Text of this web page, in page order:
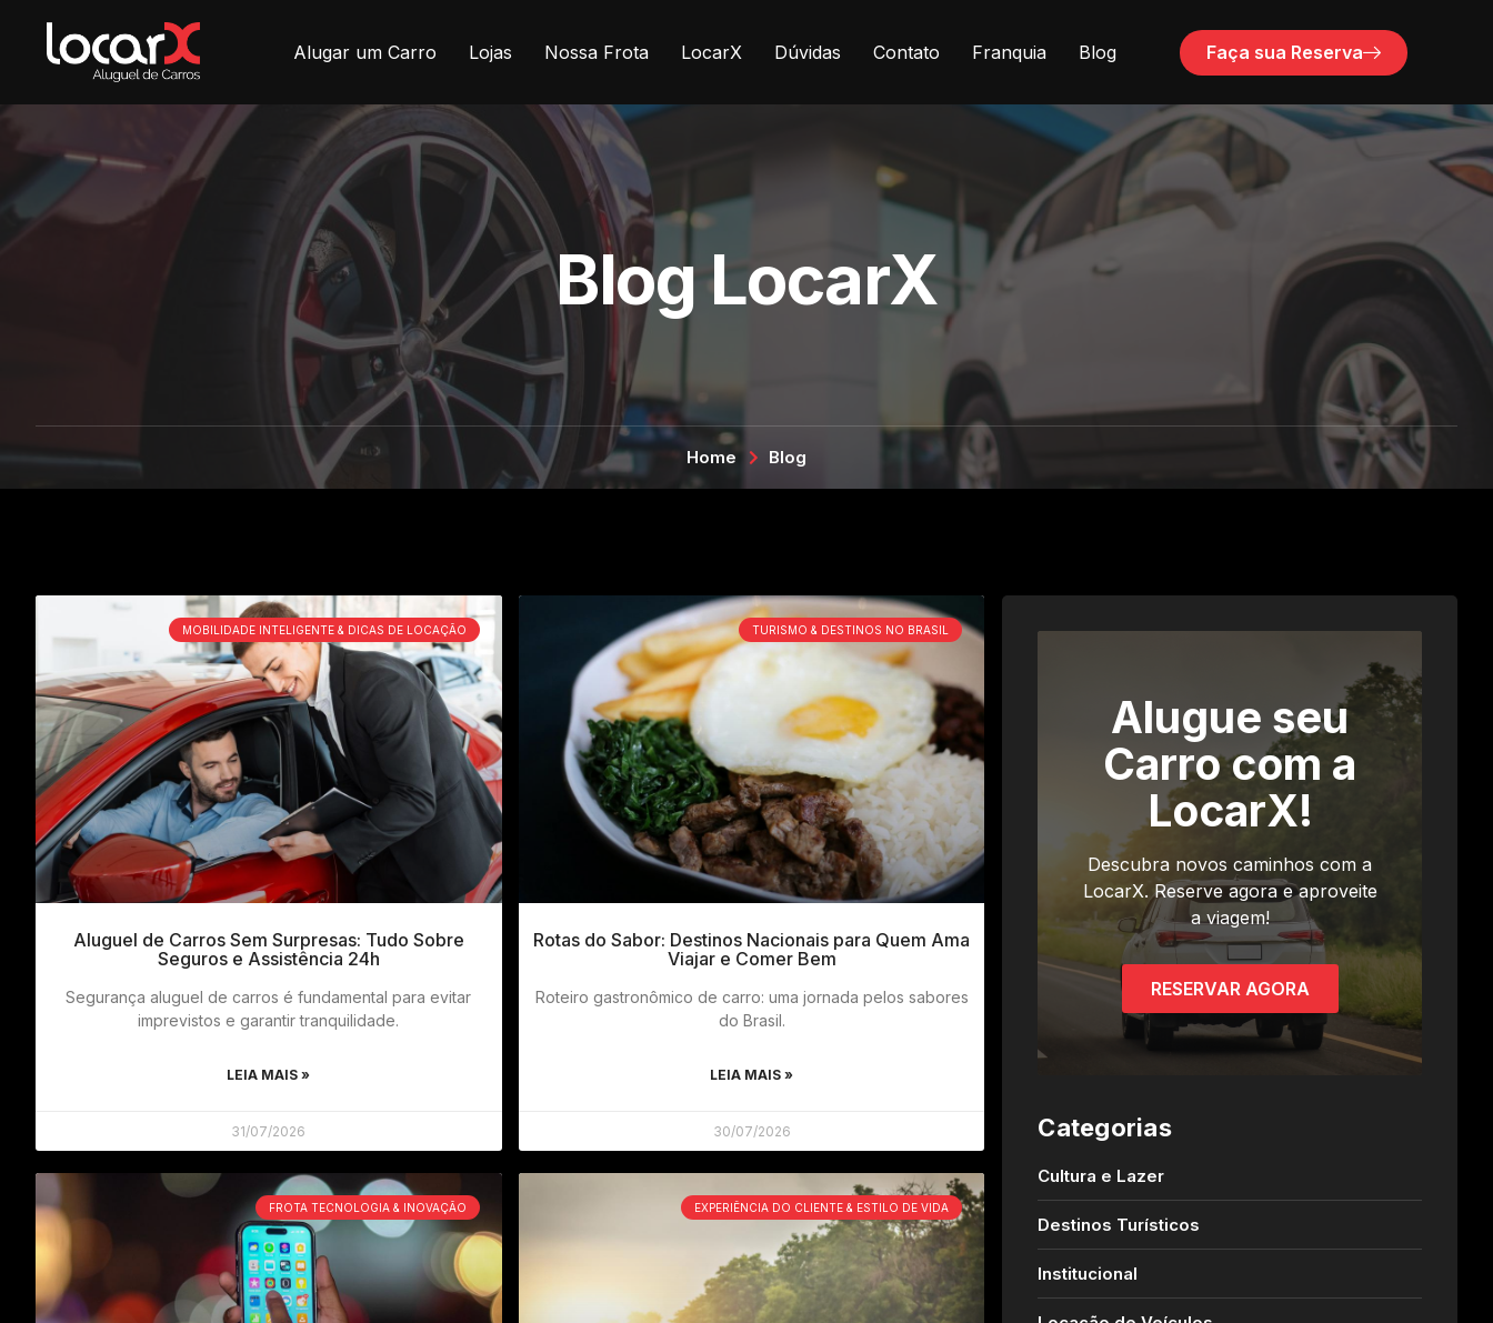
Alugar um Carro Lojas Nossa Frota LocarX Dúvidas Contato Franquia Blog Faça sua Reserva
Blog LocarX
Home Blog
MOBILIDADE INTELIGENTE & DICAS DE LOCAÇÃO
Aluguel de Carros Sem Surpresas: Tudo Sobre
Seguros e Assistência 24h
Segurança aluguel de carros é fundamental para evitar
imprevistos e garantir tranquilidade.
LEIA MAIS »
31/07/2026
TURISMO & DESTINOS NO BRASIL
Rotas do Sabor: Destinos Nacionais para Quem Ama
Viajar e Comer Bem
Roteiro gastronômico de carro: uma jornada pelos sabores
do Brasil.
LEIA MAIS »
30/07/2026
FROTA TECNOLOGIA & INOVAÇÃO EXPERIÊNCIA DO CLIENTE & ESTILO DE VIDA
Alugue seu
Carro com a
LocarX!
Descubra novos caminhos com a
LocarX. Reserve agora e aproveite
a viagem!
RESERVAR AGORA
Categorias
Cultura e Lazer
Destinos Turísticos
Institucional